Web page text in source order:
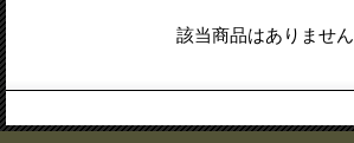
該当商品はありません